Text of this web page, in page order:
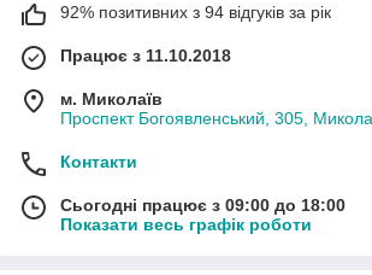
92% позитивних з 94 відгуків за рік
Працює з 11.10.2018
м. Миколаїв
Проспект Богоявленський, 305,
Контакти
Сьогодні працює з 09:00 до 18:00
Показати весь графік роботи